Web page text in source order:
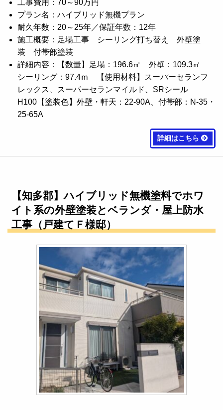
工事費用：70～90万円
プラン名：ハイブリッド無機プラン
耐久年数：20～25年／保証年数：12年
施工概要：足場工事 シーリング打ち替え 外壁塗
装 付帯部塗装
詳細内容：【数量】足場：196.6㎡ 外壁：109.3㎡
シーリング：97.4ｍ 【使用材料】スーパーセランフ
レックス、スーパーセランマイルド、SRシール
H100【塗装色】外壁・軒天：22-90A、付帯部：N-35・
25-65A
詳細はこちら
【知多郡】ハイブリッド無機塗料でホワ
イト系の外壁塗装とベランダ・屋上防水
工事（戸建てＦ様邸）